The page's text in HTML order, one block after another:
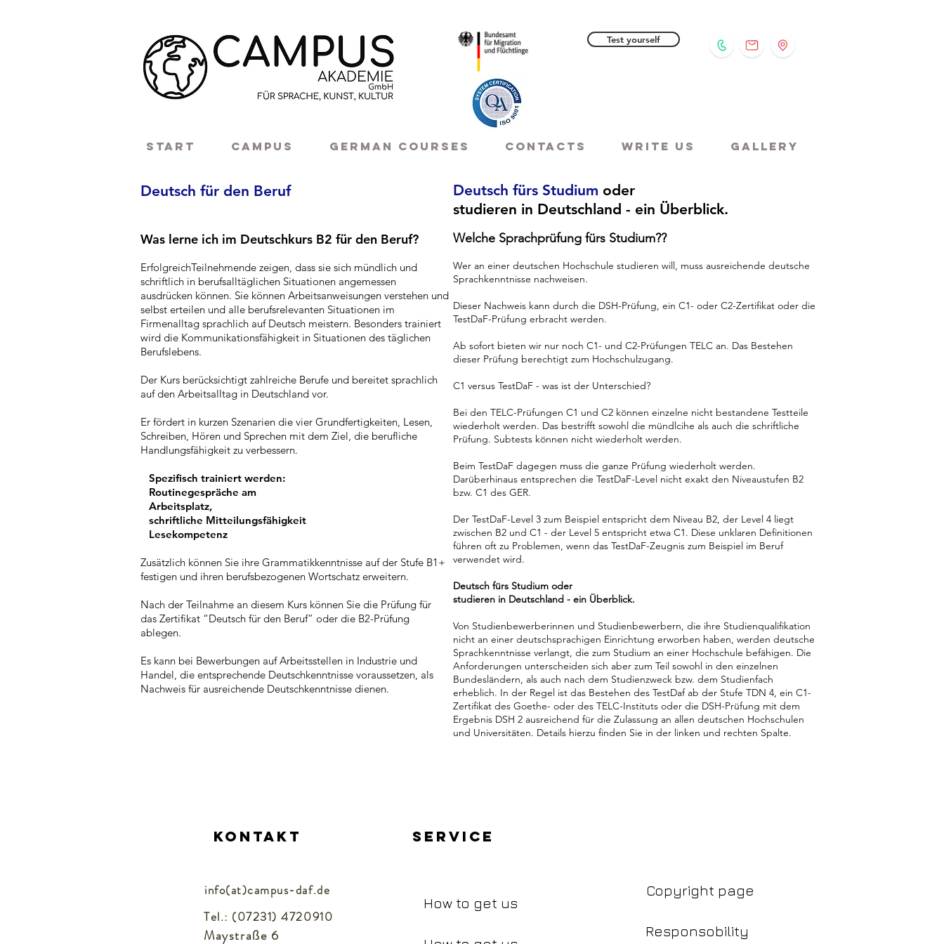
Test yourself
START CAMPUS German courses CONTACTS Write us Gallery
Deutsch für den Beruf
Was lerne ich im Deutschkurs B2 für den Beruf?
ErfolgreichTeilnehmende zeigen, dass sie sich mündlich und
schriftlich in berufsalltäglichen Situationen angemessen
ausdrücken können. Sie können Arbeitsanweisungen verstehen und
selbst erteilen und alle berufsrelevanten Situationen im
Firmenalltag sprachlich auf Deutsch meistern. Besonders trainiert
wird die Kommunikationsfähigkeit in Situationen des täglichen
Berufslebens.
Der Kurs berücksichtigt zahlreiche Berufe und bereitet sprachlich
auf den Arbeitsalltag in Deutschland vor.
Er fördert in kurzen Szenarien die vier Grundfertigkeiten, Lesen,
Schreiben, Hören und Sprechen mit dem Ziel, die berufliche
Handlungsfähigkeit zu verbessern.
Spezifisch trainiert werden:
Routinegespräche am
Arbeitsplatz,
schriftliche Mitteilungsfähigkeit
Lesekompetenz
Zusätzlich können Sie ihre Grammatikkenntnisse auf der Stufe B1+
festigen und ihren berufsbezogenen Wortschatz erweitern.
Nach der Teilnahme an diesem Kurs können Sie die Prüfung für
das Zertifikat “Deutsch für den Beruf” oder die B2-Prüfung
ablegen.
Es kann bei Bewerbungen auf Arbeitsstellen in Industrie und
Handel, die entsprechende Deutschkenntnisse voraussetzen, als
Nachweis für ausreichende Deutschkenntnisse dienen.
Deutsch fürs Studium oder
studieren in Deutschland - ein Überblick.
Welche Sprachprüfung fürs Studium??
Wer an einer deutschen Hochschule studieren will, muss ausreichende deutsche
Sprachkenntnisse nachweisen.
Dieser Nachweis kann durch die DSH-Prüfung, ein C1- oder C2-Zertifikat oder die
TestDaF-Prüfung erbracht werden.
Ab sofort bieten wir nur noch C1- und C2-Prüfungen TELC an. Das Bestehen
dieser Prüfung berechtigt zum Hochschulzugang.
C1 versus TestDaF - was ist der Unterschied?
Bei den TELC-Prüfungen C1 und C2 können einzelne nicht bestandene Testteile
wiederholt werden. Das bestrifft sowohl die mündlcihe als auch die schriftliche
Prüfung. Subtests können nicht wiederholt werden.
Beim TestDaF dagegen muss die ganze Prüfung wiederholt werden.
Darüberhinaus entsprechen die TestDaF-Level nicht exakt den Niveaustufen B2
bzw. C1 des GER.
Der TestDaF-Level 3 zum Beispiel entspricht dem Niveau B2, der Level 4 liegt
zwischen B2 und C1 - der Level 5 entspricht etwa C1. Diese unklaren Definitionen
führen oft zu Problemen, wenn das TestDaF-Zeugnis zum Beispiel im Beruf
verwendet wird.
Deutsch fürs Studium oder
studieren in Deutschland - ein Überblick.
Von Studienbewerberinnen und Studienbewerbern, die ihre Studienqualifikation
nicht an einer deutschsprachigen Einrichtung erworben haben, werden deutsche
Sprachkenntnisse verlangt, die zum Studium an einer Hochschule befähigen. Die
Anforderungen unterscheiden sich aber zum Teil sowohl in den einzelnen
Bundesländern, als auch nach dem Studienzweck bzw. dem Studienfach
erheblich. In der Regel ist das Bestehen des TestDaf ab der Stufe TDN 4, ein C1-
Zertifikat des Goethe- oder des TELC-Instituts oder die DSH-Prüfung mit dem
Ergebnis DSH 2 ausreichend für die Zulassung an allen deutschen Hochschulen
und Universitäten. Details hierzu finden Sie in der linken und rechten Spalte.
Kontakt
Tel.: (07231) 4720910
Maystraße 6
info(at)campus-daf.de
Service
How to get us
Copyright page
Responsobility